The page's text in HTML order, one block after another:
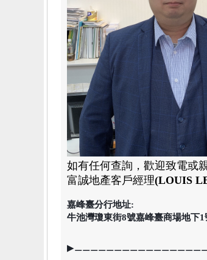
如有任何查詢，歡迎致電或
富誠地產客戶經理(LOUIS
嘉峰臺分行地址:
牛池灣瓊東街8號嘉峰臺商場地下1